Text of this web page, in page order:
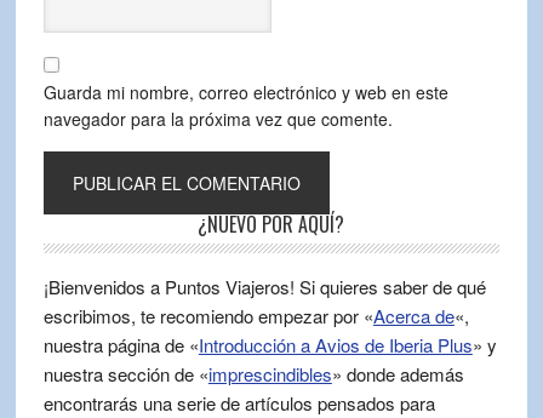
Guarda mi nombre, correo electrónico y web en este
navegador para la próxima vez que comente.
¿NUEVO POR AQUÍ?
¡Bienvenidos a Puntos Viajeros! Si quieres saber de qué
escribimos, te recomiendo empezar por «Acerca de«,
nuestra página de «Introducción a Avios de Iberia Plus» y
nuestra sección de «imprescindibles» donde además
encontrarás una serie de artículos pensados para